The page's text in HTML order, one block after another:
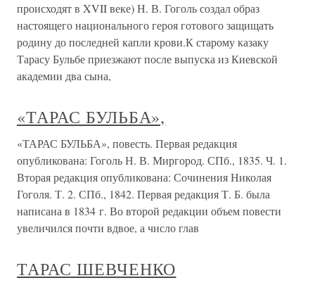
происходят в XVII веке) Н. В. Гоголь создал образ
настоящего национального героя готового защищать
родину до последней капли крови.К старому казаку
Тарасу Бульбе приезжают после выпуска из Киевской
академии два сына,
«ТАРАС БУЛЬБА»,
«ТАРАС БУЛЬБА», повесть. Первая редакция
опубликована: Гоголь Н. В. Миргород. СПб., 1835. Ч. 1.
Вторая редакция опубликована: Сочинения Николая
Гоголя. Т. 2. СПб., 1842. Первая редакция Т. Б. была
написана в 1834 г. Во второй редакции объем повести
увеличился почти вдвое, а число глав
ТАРАС ШЕВЧЕНКО